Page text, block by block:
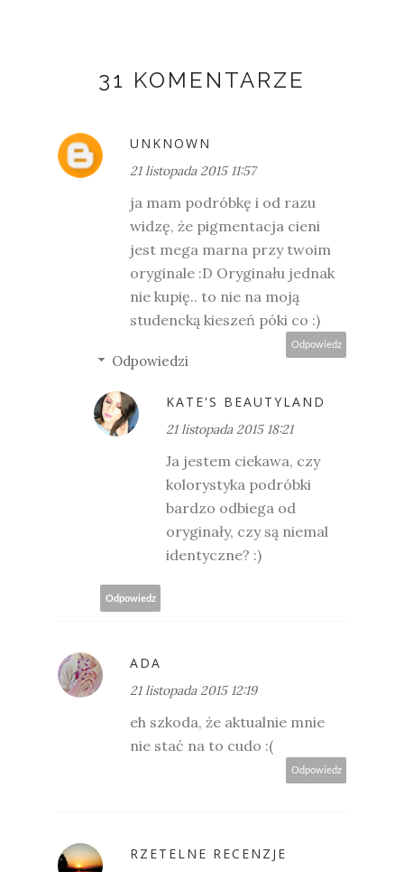
31 KOMENTARZE
UNKNOWN
21 listopada 2015 11:57
ja mam podróbkę i od razu
widzę, że pigmentacja cieni
jest mega marna przy twoim
oryginale :D Oryginału jednak
nie kupię.. to nie na moją
studencką kieszeń póki co :)
Odpowiedz
Odpowiedzi
KATE'S BEAUTYLAND
21 listopada 2015 18:21
Ja jestem ciekawa, czy
kolorystyka podróbki
bardzo odbiega od
oryginały, czy są niemal
identyczne? :)
Odpowiedz
ADA
21 listopada 2015 12:19
eh szkoda, że aktualnie mnie
nie stać na to cudo :(
Odpowiedz
RZETELNE RECENZJE